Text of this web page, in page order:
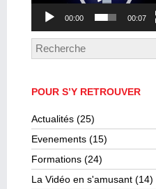
00:00 00:07
POUR S’Y RETROUVER
Actualités (25)
Evenements (15)
Formations (24)
La Vidéo en s'amusant (14)